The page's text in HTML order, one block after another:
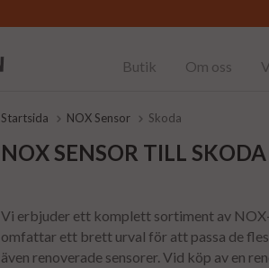
Butik Om oss
Startsida NOX Sensor Skoda
NOX SENSOR TILL SKODA
Vi erbjuder ett komplett sortiment av
omfattar ett brett urval för att passa de
även renoverade sensorer. Vid köp av en